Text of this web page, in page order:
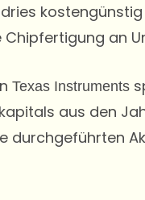
an
Texas Instruments
aus den
durchgeführten